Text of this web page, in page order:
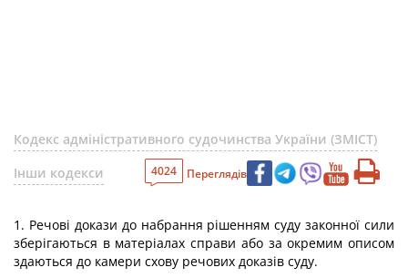
Кодекс адміністративного судочинства України (ЗМІСТ)
Інши кодекси
4024 Переглядів
1. Речові докази до набрання рішенням суду законної сили
зберігаються в матеріалах справи або за окремим описом
здаються до камери схову речових доказів суду.